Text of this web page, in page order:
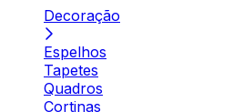
Decoração
Espelhos
Tapetes
Quadros
Cortinas